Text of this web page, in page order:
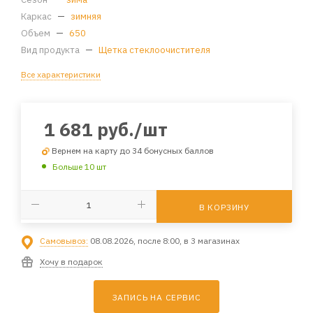
Каркас — зимняя
Объем — 650
Вид продукта — Щетка стеклоочистителя
Все характеристики
1 681 руб./шт
Вернем на карту до 34 бонусных баллов
Больше 10 шт
В КОРЗИНУ
Самовывоз: 08.08.2026, после 8:00, в 3 магазинах
Хочу в подарок
ЗАПИСЬ НА СЕРВИС